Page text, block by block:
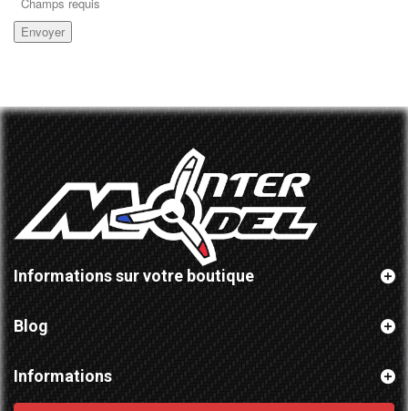
Envoyer
Informations sur votre boutique
Blog
Informations